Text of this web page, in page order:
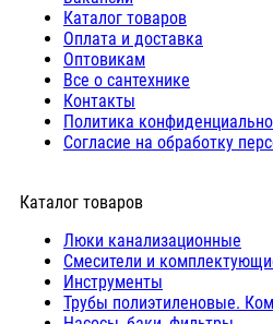
Каталог товаров
Оплата и доставка
Оптовикам
Все о сантехнике
Контакты
Политика
Согласие на обработку
Каталог товаров
Люки канализационные
Cмесители и
Инструменты
Трубы полиэтиленовые.